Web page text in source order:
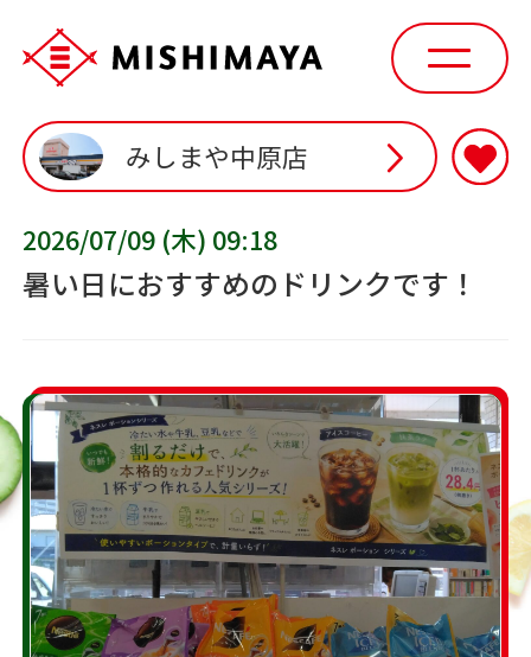
みしまや中原店
2026/07/09 (木) 09:18
暑い日におすすめのドリンクです！